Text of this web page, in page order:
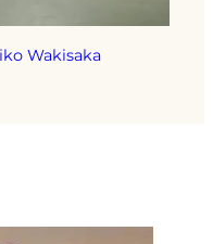
Wakisaka